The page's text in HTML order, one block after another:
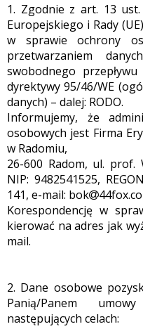
1. Zgodnie z art. 13
Europejskiego i Rady
w sprawie ochrony
przetwarzaniem
swobodnego
dyrektywy 95/46/WE
danych) – dalej: RODO.
Informujemy, że
osobowych jest Firma
w Radomiu,
26-600 Radom, ul. prof.
NIP: 9482541525,
141, e-mail: bok
Korespondencję w
kierować na adres jak
mail.
2. Dane osobowe
Panią/Panem
następujących celach: